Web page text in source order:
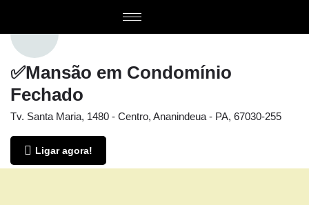
✅Mansão em Condomínio
Fechado
Tv. Santa Maria, 1480 - Centro, Ananindeua - PA, 67030-255
Ligar agora!